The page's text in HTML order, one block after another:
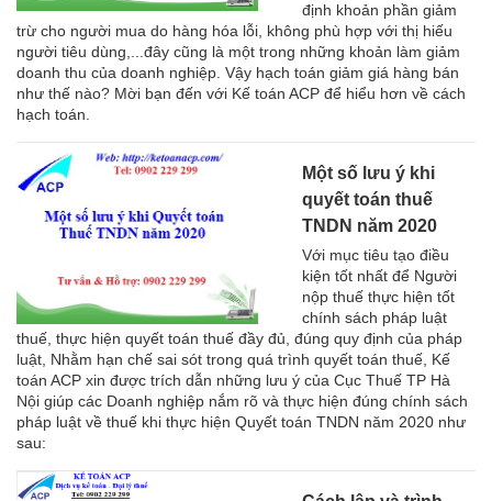
định khoản phần giảm
trừ cho người mua do hàng hóa lỗi, không phù hợp với thị hiếu
người tiêu dùng,...đây cũng là một trong những khoản làm giảm
doanh thu của doanh nghiệp. Vậy hạch toán giảm giá hàng bán
như thế nào? Mời bạn đến với Kế toán ACP để hiểu hơn về cách
hạch toán.
Một số lưu ý khi
quyết toán thuế
TNDN năm 2020
Với mục tiêu tạo điều
kiện tốt nhất để Người
nộp thuế thực hiện tốt
chính sách pháp luật
thuế, thực hiện quyết toán thuế đầy đủ, đúng quy định của pháp
luật, Nhằm hạn chế sai sót trong quá trình quyết toán thuế, Kế
toán ACP xin được trích dẫn những lưu ý của Cục Thuế TP Hà
Nội giúp các Doanh nghiệp nắm rõ và thực hiện đúng chính sách
pháp luật về thuế khi thực hiện Quyết toán TNDN năm 2020 như
sau: